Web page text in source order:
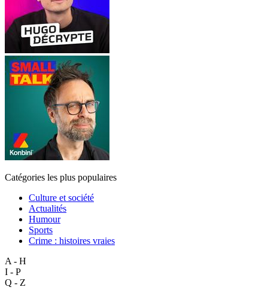
Catégories les plus populaires
Culture et société
Actualités
Humour
Sports
Crime : histoires vraies
A - H
I - P
Q - Z